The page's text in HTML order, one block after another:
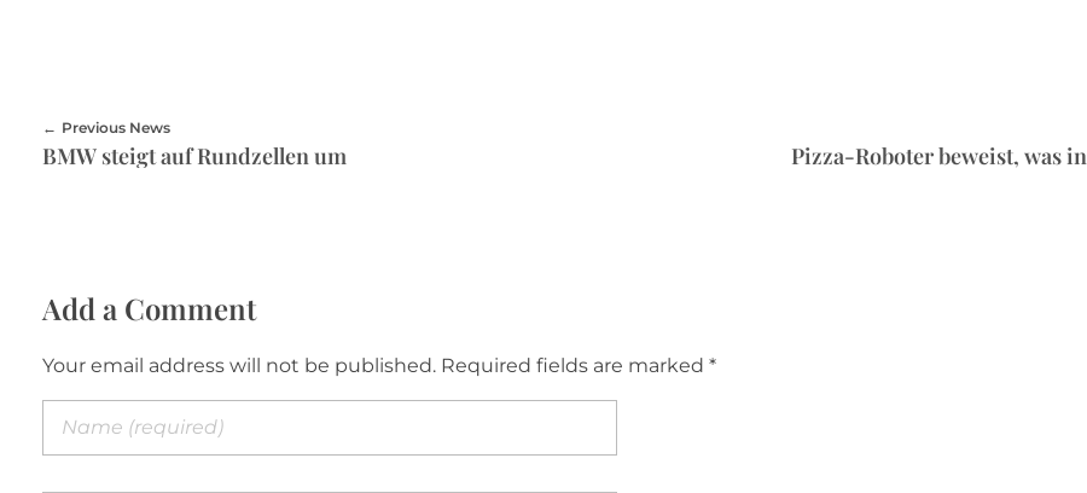
Previous News
BMW steigt auf Rundzellen um Pizza-Roboter beweist, was
Add a Comment
Your email address will not be published. Required fields are marked *